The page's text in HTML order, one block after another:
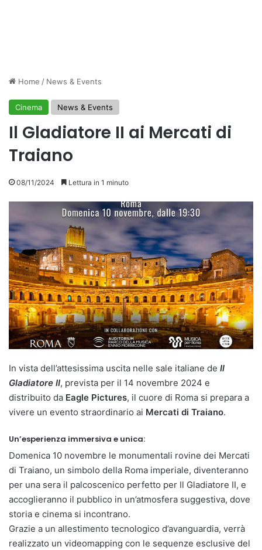
Home / News & Events
Cinema News & Events
Il Gladiatore II ai Mercati di
Traiano
08/11/2024 Lettura in 1 minuto
In vista dell’attesissima uscita nelle sale italiane de Il
Gladiatore II, prevista per il 14 novembre 2024 e
distribuito da Eagle Pictures, il cuore di Roma si prepara a
vivere un evento straordinario ai Mercati di Traiano.
Un’esperienza immersiva e unica:
Domenica 10 novembre le monumentali rovine dei Mercati
di Traiano, un simbolo della Roma imperiale, diventeranno
per una sera il palcoscenico perfetto per Il Gladiatore II, e
accoglieranno il pubblico in un’atmosfera suggestiva, dove
storia e cinema si incontrano.
Grazie a un allestimento tecnologico d’avanguardia, verrà
realizzato un videomapping con le sequenze esclusive del